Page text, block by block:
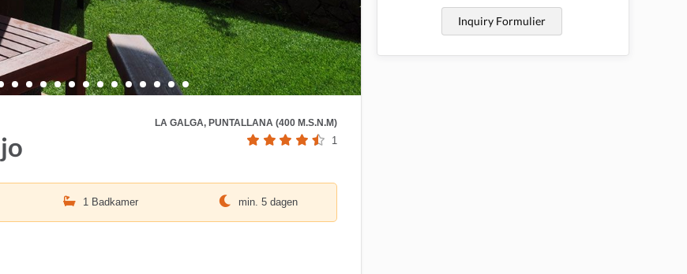
LA GALGA, PUNTALLANA (400 M.S.N.M)
1
1 Badkamer min. 5 dagen
Inquiry Formulier